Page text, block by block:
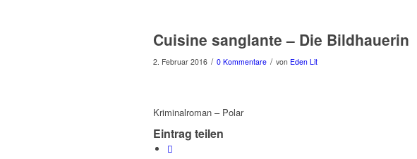
Cuisine sanglante – Die Bildhauerin
2. Februar 2016 / 0 Kommentare / von Eden Lit
Kriminalroman – Polar
Eintrag teilen